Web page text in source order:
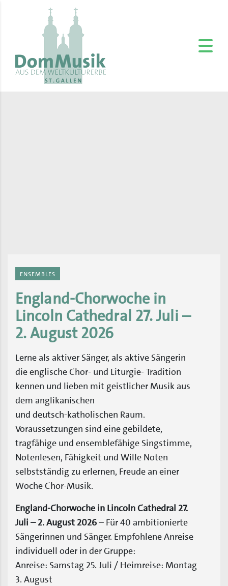
ENSEMBLES
England-Chorwoche in
Lincoln Cathedral 27. Juli –
2. August 2026
Lerne als aktiver Sänger, als aktive Sängerin
die englische Chor- und Liturgie- Tradition
kennen und lieben mit geistlicher Musik aus
dem anglikanischen
und deutsch-katholischen Raum.
Voraussetzungen sind eine gebildete,
tragfähige und ensemblefähige Singstimme,
Notenlesen, Fähigkeit und Wille Noten
selbstständig zu erlernen, Freude an einer
Woche Chor-Musik.
England-Chorwoche in Lincoln Cathedral 27.
Juli – 2. August 2026– Für 40 ambitionierte
Sängerinnen und Sänger. Empfohlene Anreise
individuell oder in der Gruppe:
Anreise: Samstag 25. Juli / Heimreise: Montag
3. August